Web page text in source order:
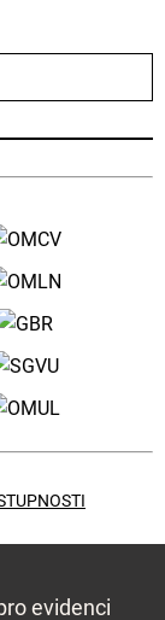
evidenci